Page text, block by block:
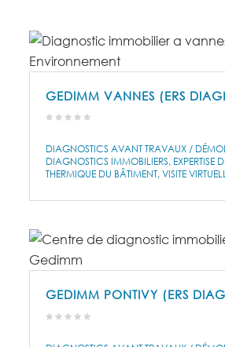
GEDIMM VANNES (ERS
DIAGNOSTICS AVANT TRAVAUX /
DIAGNOSTICS IMMOBILIERS EXPERTISE
THERMIQUE DU BÂTIMENT VISITE
GEDIMM PONTIVY (ERS